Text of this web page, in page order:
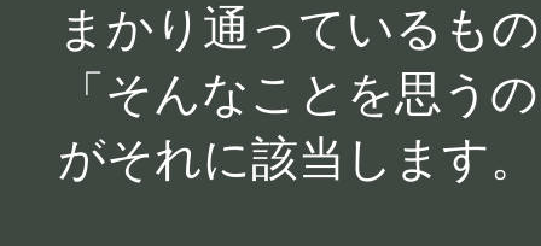
まかり通っているも
「そんなことを思う
がそれに該当します。